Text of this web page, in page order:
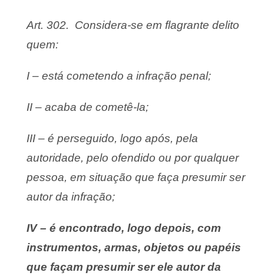
Art. 302. Considera-se em flagrante delito
quem:
I – está cometendo a infração penal;
II – acaba de cometê-la;
III – é perseguido, logo após, pela
autoridade, pelo ofendido ou por qualquer
pessoa, em situação que faça presumir ser
autor da infração;
IV – é encontrado, logo depois, com
instrumentos, armas, objetos ou papéis
que façam presumir ser ele autor da